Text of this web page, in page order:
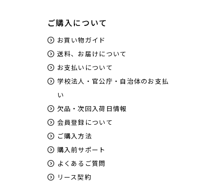
ご購入について
お買い物ガイド
送料、お届けについて
お支払いについて
学校法人・官公庁・自治体のお支払
い
欠品・次回入荷日情報
会員登録について
ご購入方法
購入前サポート
よくあるご質問
リース契約